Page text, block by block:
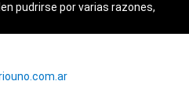
pudrirse por varias razones,